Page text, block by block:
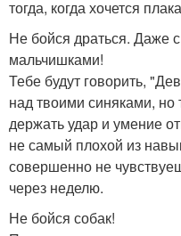
тогда, когда хочется
Не бойся драться. Даже
мальчишками!
Тебе будут говорить,
над твоими синяками,
держать удар и умение
не самый плохой из
совершенно не
через неделю.
Не бойся собак!